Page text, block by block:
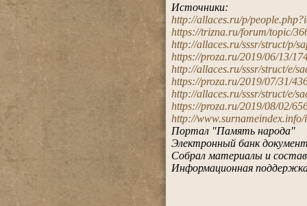
Источники:
http://allaces.ru/p/
https://trizna.ru/forum/topic/
http://allaces.ru/sssr/struct/p/
https://proza.ru/2019/06/13/
http://allaces.ru/sssr/struct/e/
https://proza.ru/2019/07/31/
http://allaces.ru/sssr/struct/e/
https://proza.ru/2019/08/02/
http://
Портал "Память народа"
Электронный банк
Собрал материалы и
Информационная